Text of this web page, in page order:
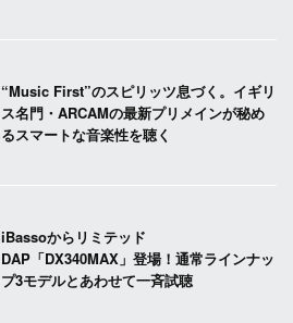
“Music First”のスピリッツ息づく。イギリ
ス名門・ARCAMの最新プリメインが秘め
るスマートな音楽性を聴く
iBassoからリミテッド
DAP「DX340MAX」登場！通常ラインナッ
プ3モデルとあわせて一斉試聴